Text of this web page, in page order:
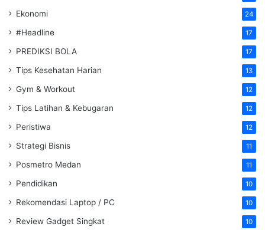
Ekonomi 24
#Headline 17
PREDIKSI BOLA 17
Tips Kesehatan Harian 13
Gym & Workout 12
Tips Latihan & Kebugaran 12
Peristiwa 12
Strategi Bisnis 11
Posmetro Medan 11
Pendidikan 10
Rekomendasi Laptop / PC 10
Review Gadget Singkat 10